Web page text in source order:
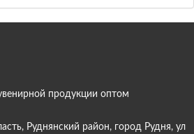
продукции оптом
Руднянский район, город Рудня, ул